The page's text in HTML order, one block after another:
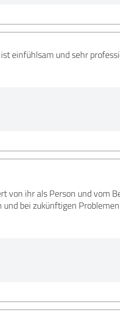
einfühlsam und sehr
von ihr als Person und vom
bei zukünftigen